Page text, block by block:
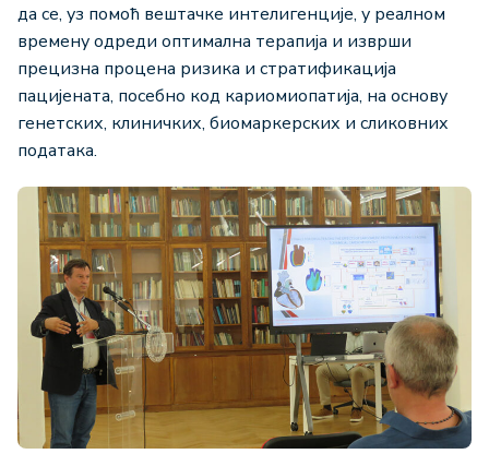
да се, уз помоћ вештачке интелигенције, у реалном
времену одреди оптимална терапија и изврши
прецизна процена ризика и стратификација
пацијената, посебно код кариомиопатија, на основу
генетских, клиничких, биомаркерских и сликовних
података.